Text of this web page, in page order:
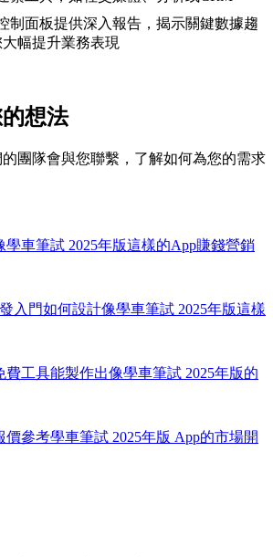
制面板提供深入報告，揭示關鍵數據趨
幅提升業務表現
想法
團隊會與您聯繫，了解如何為您的需求
學車筆試 2025年版這樣的App賺錢營銷
入門如何設計像學車筆試 2025年版這樣
費工具能製作出像學車筆試 2025年版的
價參考學車筆試 2025年版 App的市場開